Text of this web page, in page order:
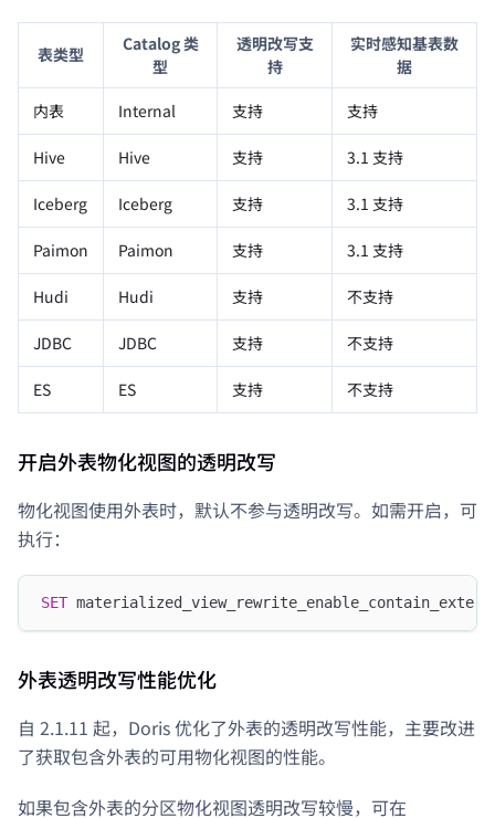
表类型
Catalog 类
型
透明改写支
持
实时感知基表数
据
内表
Internal 支持 支持
Hive Hive 支持 3.1 支持
Iceberg Iceberg 支持 3.1 支持
Paimon Paimon 支持 3.1 支持
Hudi Hudi 支持 不支持
JDBC JDBC 支持 不支持
ES ES 支持 不支持
开启外表物化视图的透明改写
物化视图使用外表时，默认不参与透明改写。如需开启，可
执行：
SET
外表透明改写性能优化
自 2.1.11 起，Doris 优化了外表的透明改写性能，主要改进
了获取包含外表的可用物化视图的性能。
如果包含外表的分区物化视图透明改写较慢，可在